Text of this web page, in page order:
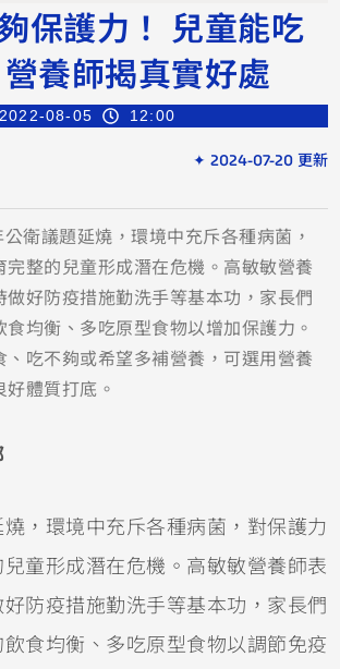
保護力！ 兒童能吃
養師揭真實好處
2022-08-05 12:00
✦ 2024-07-20 更新
衛議題延燒，環境中充斥各種病菌，
整的兒童形成潛在危機。高敏敏營養
做好防疫措施勤洗手等基本功，家長們
均衡、多吃原型食物以增加保護力。
吃不夠或希望多補營養，可選用營養
體質打底。
，環境中充斥各種病菌，對保護力
童形成潛在危機。高敏敏營養師表
防疫措施勤洗手等基本功，家長們
食均衡、多吃原型食物以調節免疫